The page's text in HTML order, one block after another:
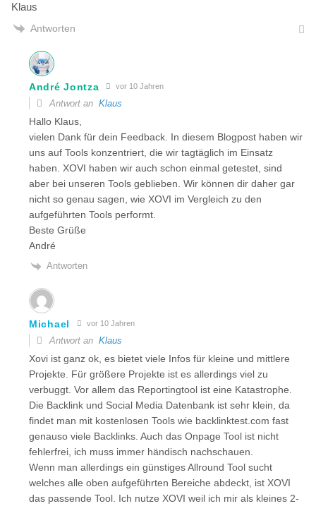
Klaus
Antworten
André Jontza vor 10 Jahren
Antwort an Klaus
Hallo Klaus,
vielen Dank für dein Feedback. In diesem Blogpost haben wir
uns auf Tools konzentriert, die wir tagtäglich im Einsatz
haben. XOVI haben wir auch schon einmal getestet, sind
aber bei unseren Tools geblieben. Wir können dir daher gar
nicht so genau sagen, wie XOVI im Vergleich zu den
aufgeführten Tools performt.
Beste Grüße
André
Antworten
Michael vor 10 Jahren
Antwort an Klaus
Xovi ist ganz ok, es bietet viele Infos für kleine und mittlere
Projekte. Für größere Projekte ist es allerdings viel zu
verbuggt. Vor allem das Reportingtool ist eine Katastrophe.
Die Backlink und Social Media Datenbank ist sehr klein, da
findet man mit kostenlosen Tools wie backlinktest.com fast
genauso viele Backlinks. Auch das Onpage Tool ist nicht
fehlerfrei, ich muss immer händisch nachschauen.
Wenn man allerdings ein günstiges Allround Tool sucht
welches alle oben aufgeführten Bereiche abdeckt, ist XOVI
das passende Tool. Ich nutze XOVI weil ich mir als kleines 2-